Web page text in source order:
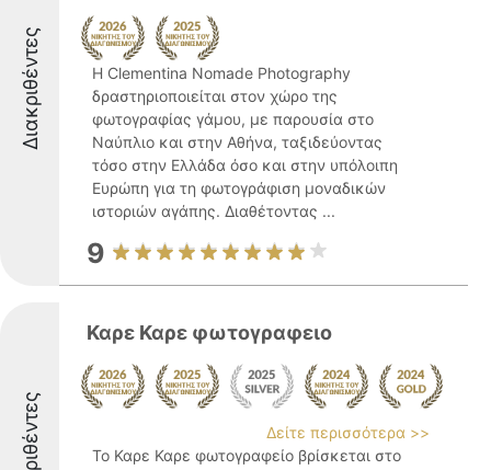
Διακριθέντες
Η Clementina Nomade Photography
δραστηριοποιείται στον χώρο της
φωτογραφίας γάμου, με παρουσία στο
Ναύπλιο και στην Αθήνα, ταξιδεύοντας
τόσο στην Ελλάδα όσο και στην υπόλοιπη
Ευρώπη για τη φωτογράφιση μοναδικών
ιστοριών αγάπης. Διαθέτοντας ...
9
Καρε Καρε φωτογραφειο
Δείτε περισσότερα >>
Το Καρε Καρε φωτογραφείο βρίσκεται στο